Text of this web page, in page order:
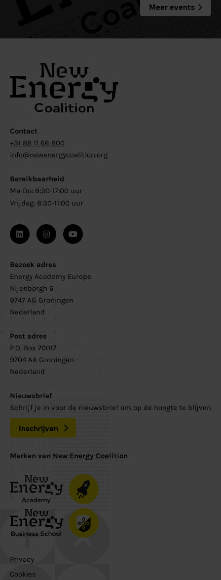
Meer events
Contact
+31 88 11 66 800
info@newenergycoalition.org
Bereikbaarheid
Ma-Do: 8:30-17:00 uur
Vrijdag: 8:30-11:00 uur
Bezoek adres
Energy Academy Europe
Nijenborgh 6
9747 AG Groningen
Nederland
Post adres
P.O. Box 70017
9704 AA Groningen
Nederland
Nieuwsbrief
Schrijf je in voor de nieuwsbrief om op de hoogte te blijven
Inschrijven
Merken van New Energy Coalition
Privacy
Cookies